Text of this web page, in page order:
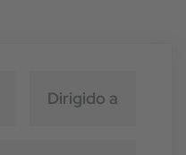
Dirigido a